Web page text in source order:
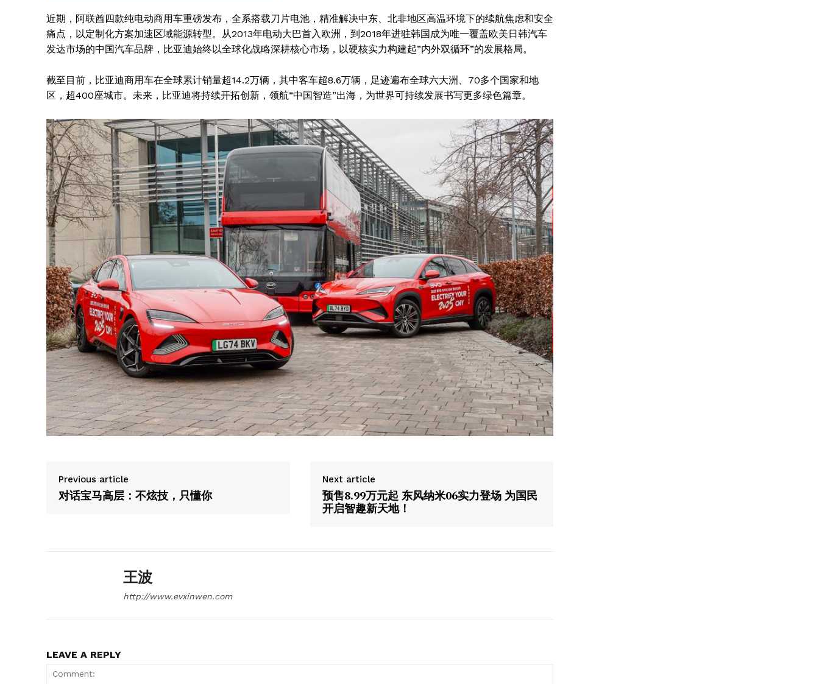
近期，阿联酋四款纯电动商用车重磅发布，全系搭载刀片电池，精准解决中东、北非地区高温环境下的续航焦虑和安全
痛点，以定制化方案加速区域能源转型。从2013年电动大巴首入欧洲，到2018年进驻韩国成为唯一覆盖欧美日韩汽车
发达市场的中国汽车品牌，比亚迪始终以全球化战略深耕核心市场，以硬核实力构建起”内外双循环”的发展格局。
截至目前，比亚迪商用车在全球累计销量超14.2万辆，其中客车超8.6万辆，足迹遍布全球六大洲、70多个国家和地
区，超400座城市。未来，比亚迪将持续开拓创新，领航“中国智造”出海，为世界可持续发展书写更多绿色篇章。
Previous article
对话宝马高层：不炫技，只懂你
Next article
预售8.99万元起 东风纳米06实力登场 为国民
开启智趣新天地！
王波
http://www.evxinwen.com
LEAVE A REPLY